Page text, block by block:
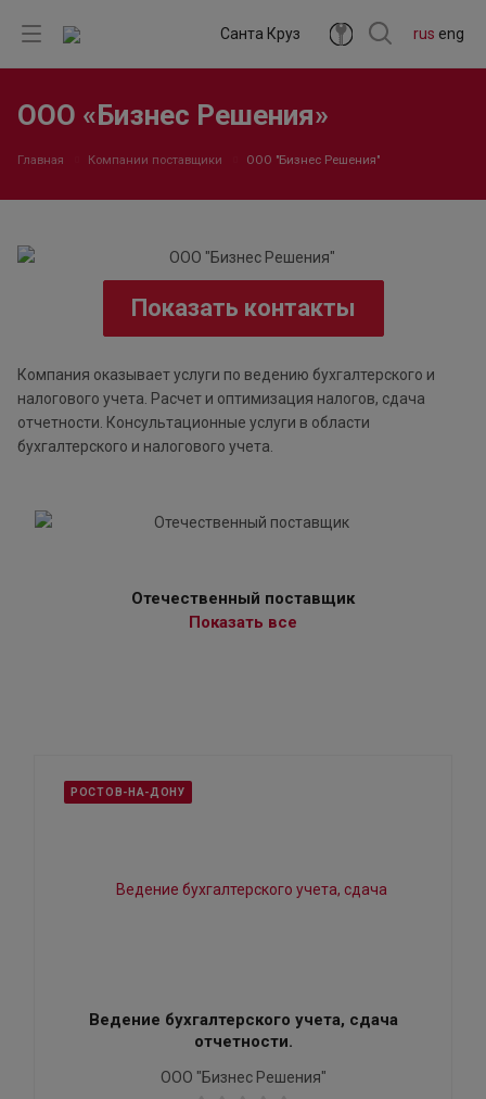
rus eng
Санта Круз
ООО «Бизнес Решения»
Главная Компании поставщики ООО "Бизнес Решения"
Показать контакты
Компания оказывает услуги по ведению бухгалтерского и
налогового учета. Расчет и оптимизация налогов, сдача
отчетности. Консультационные услуги в области
бухгалтерского и налогового учета.
Отечественный поставщик
Показать все
РОСТОВ-НА-ДОНУ
Ведение бухгалтерского учета, сдача
отчетности.
ООО "Бизнес Решения"